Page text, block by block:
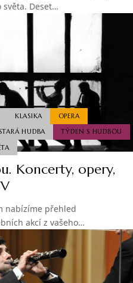
světa. Deset…
KLASIKA
OPERA
STARÁ HUDBA
TÝDEN S HUDBOU
Koncerty, opery,
nabízíme přehled
akcí z vašeho…